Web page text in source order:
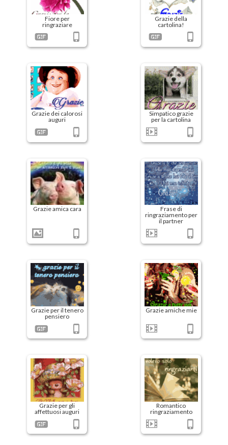
Fiore per
ringraziare
Grazie della
cartolina!
Grazie dei calorosi
auguri
Simpatico grazie
per la cartolina
Grazie amica cara
Frase di
ringraziamento per
il partner
Grazie per il tenero
pensiero
Grazie amiche mie
Grazie per gli
affettuosi auguri
Romantico
ringraziamento